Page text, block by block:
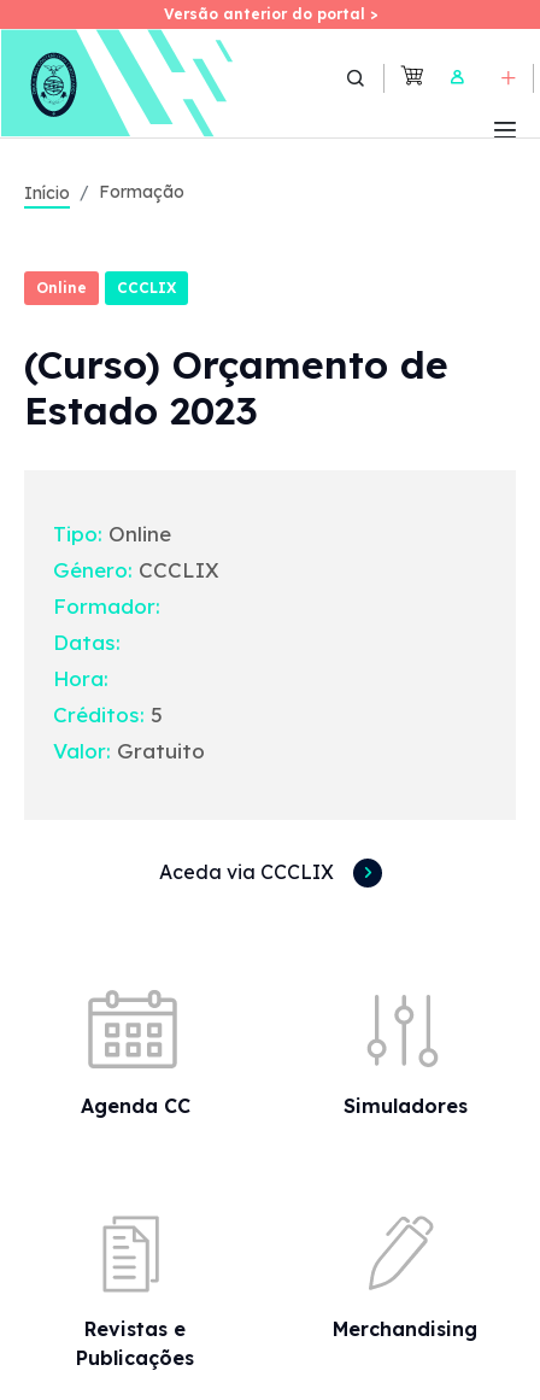
Skip
Versão anterior do portal >
Versão anterior do portal >
User
Início Formação
Online CCCLIX
(Curso) Orçamento de
Estado 2023
Tipo: Online
Género: CCCLIX
Formador:
Datas:
Hora:
Créditos: 5
Valor: Gratuito
Aceda via CCCLIX
Agenda CC Simuladores
Revistas e
Publicações
Merchandising